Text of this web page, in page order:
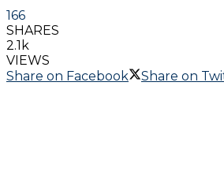
166
SHARES
2.1k
VIEWS
Share on Facebook
Share on